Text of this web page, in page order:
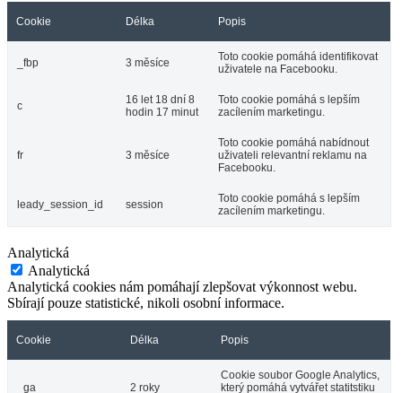
Cookie Délka Popis
_fbp 3 měsíce
Toto cookie pomáhá identifikovat
uživatele na Facebooku.
c
16 let 18 dní 8
hodin 17 minut
Toto cookie pomáhá s lepším
zacílením marketingu.
fr 3 měsíce
Toto cookie pomáhá nabídnout
uživateli relevantní reklamu na
Facebooku.
leady_session_id session
Toto cookie pomáhá s lepším
zacílením marketingu.
Analytická
Analytická
Analytická cookies nám pomáhají zlepšovat výkonnost webu.
Sbírají pouze statistické, nikoli osobní informace.
Cookie Délka Popis
_ga 2 roky
Cookie soubor Google Analytics,
který pomáhá vytvářet statitstiku